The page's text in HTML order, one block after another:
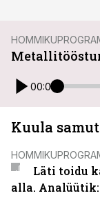
00:00
Kuula
Läti toidu
alla.